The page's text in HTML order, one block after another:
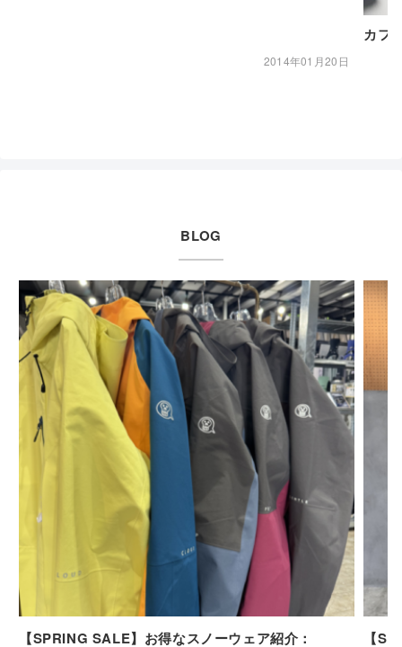
2014年01月20日
BLOG
【SPRING SALE】お得なスノーウェア紹介： 【